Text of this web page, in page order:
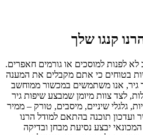
קנגו שלך
לא לפנות למוסכים או גורמים חאפרים.
בטוחים כי אתם מקבלים את המענה
גיר, אנו משתמשים במכשור ממוחשב
לצד צוות מיומן שמבצע שיפות גיר
גלגלי שיניים, מיסבים, טורק – ממיר
ועדכון תוכנה בהתאם למודל הרנו
יבצע נסיעת מבחן ובדיקה